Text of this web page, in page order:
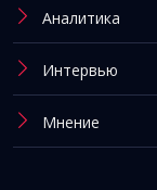
Аналитика
Интервью
Мнение